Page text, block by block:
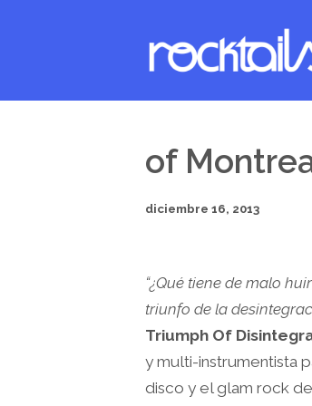
of
diciembre 16, 2013
“¿Qué tiene de malo
triunfo de la
Triumph Of
y multi-instrumentista
disco y el glam rock